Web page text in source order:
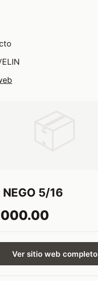
5/16
Ver sitio web completo